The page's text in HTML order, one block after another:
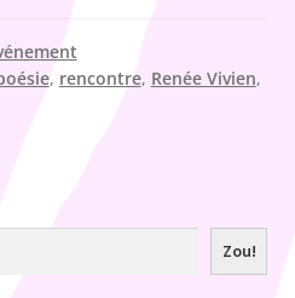
, rencontre, Renée Vivien,
Zou!